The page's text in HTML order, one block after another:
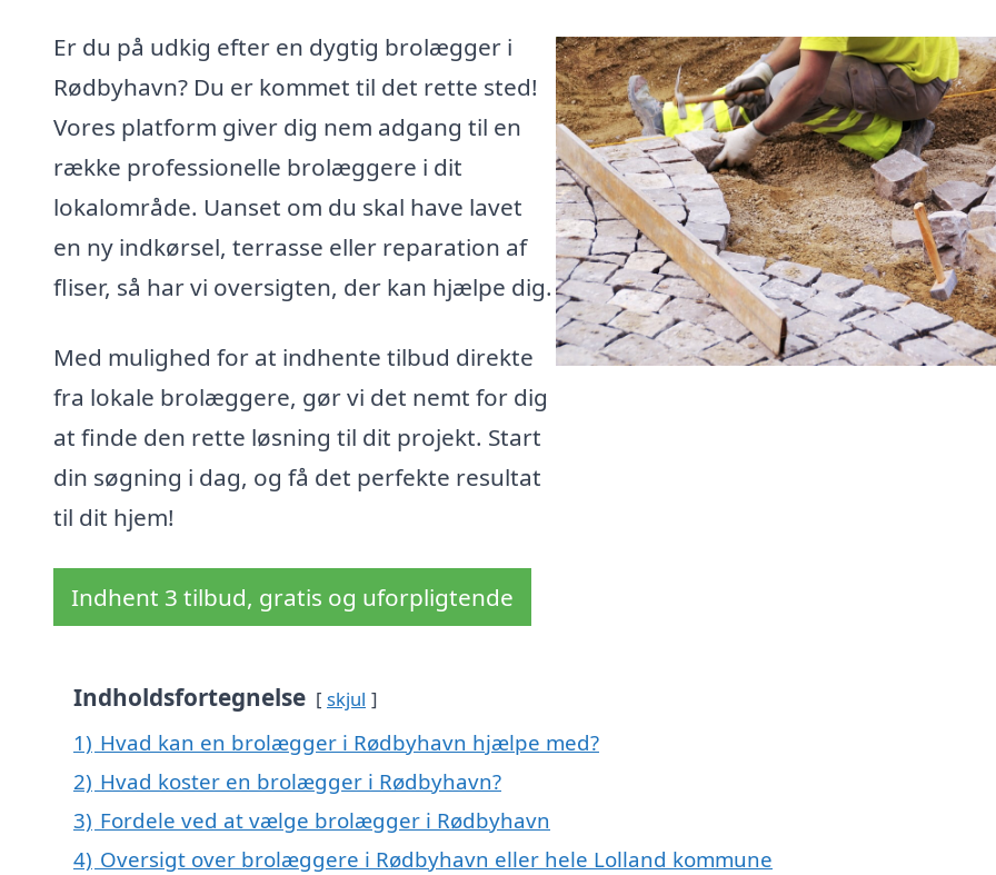
Er du på udkig efter en dygtig brolægger i
Rødbyhavn? Du er kommet til det rette sted!
Vores platform giver dig nem adgang til en
række professionelle brolæggere i dit
lokalområde. Uanset om du skal have lavet
en ny indkørsel, terrasse eller reparation af
fliser, så har vi oversigten, der kan hjælpe dig.
Med mulighed for at indhente tilbud direkte
fra lokale brolæggere, gør vi det nemt for dig
at finde den rette løsning til dit projekt. Start
din søgning i dag, og få det perfekte resultat
til dit hjem!
Indhent 3 tilbud, gratis og uforpligtende
Indholdsfortegnelse skjul
1) Hvad kan en brolægger i Rødbyhavn hjælpe med?
2) Hvad koster en brolægger i Rødbyhavn?
3) Fordele ved at vælge brolægger i Rødbyhavn
4) Oversigt over brolæggere i Rødbyhavn eller hele Lolland kommune